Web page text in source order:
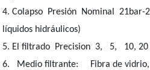
4. Colapso Presión Nominal
líquidos hidráulicos)
5. El filtrado Precision 3, 5, 10,
6. Medio filtrante: Fibra de